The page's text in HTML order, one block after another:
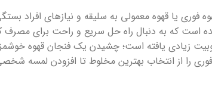
یا قهوه معمولی به سلیقه و نیازهای افراد
است که به دنبال راه حل سریع و راحت برای مصرف
زیادی یافته است؛ چشیدن یک فنجان قهوه
فوری را از انتخاب بهترین مخلوط تا افزودن لمسه